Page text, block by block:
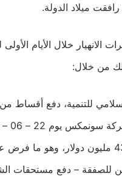
ميلاد الدولة.
الانهيار خلال الأيام
من خلال:
للتنمية، دفع أقساط
قيمته المالية 43 مليون دولار، وهو
للصفقة – دفع مستحقات